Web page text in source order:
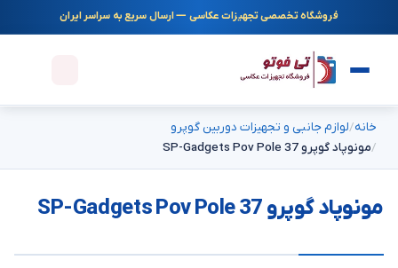
فروشگاه تخصصی تجهیزات عکاسی — ارسال سریع به سراسر ایران
خانه لوازم جانبی و تجهیزات دوربین گوپرو
مونوپاد گوپرو SP-Gadgets Pov Pole 37
مونوپاد گوپرو SP-Gadgets Pov Pole 37